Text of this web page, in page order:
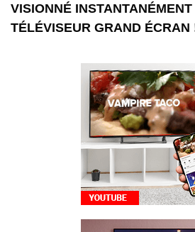
VISIONNÉ
TÉLÉVISEUR GRAND ÉCRAN